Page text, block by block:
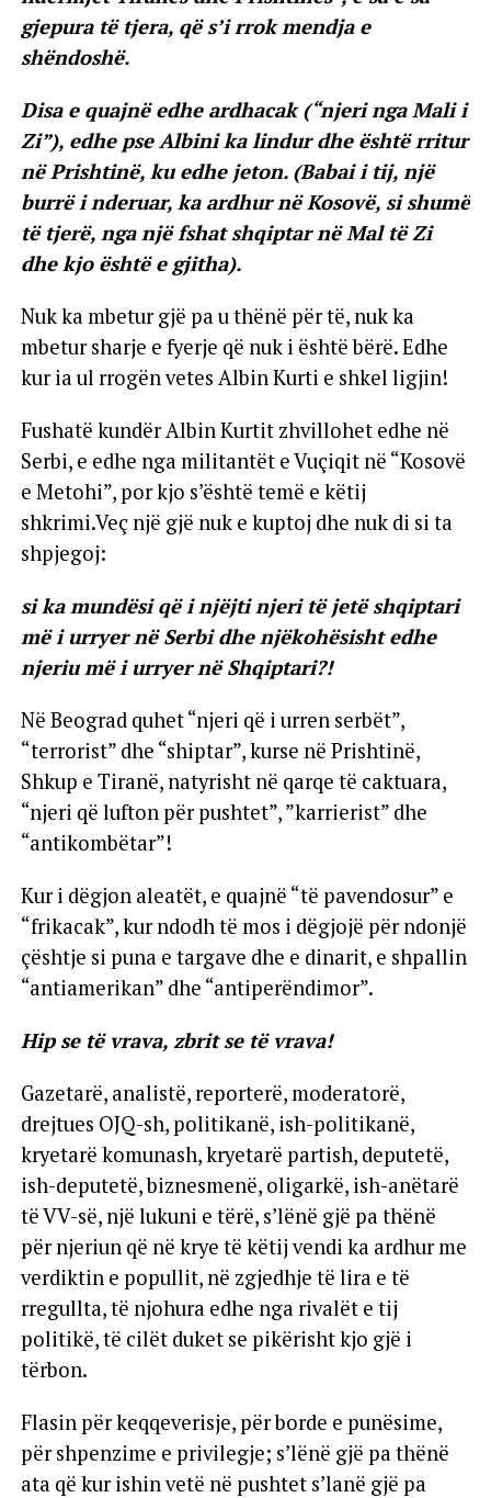
gjepura të tjera, që s’i rrok mendja e
shëndoshë.
Disa e quajnë edhe ardhacak (“njeri nga Mali i
Zi”), edhe pse Albini ka lindur dhe është rritur
në Prishtinë, ku edhe jeton. (Babai i tij, një
burrë i nderuar, ka ardhur në Kosovë, si shumë
të tjerë, nga një fshat shqiptar në Mal të Zi
dhe kjo është e gjitha).
Nuk ka mbetur gjë pa u thënë për të, nuk ka
mbetur sharje e fyerje që nuk i është bërë. Edhe
kur ia ul rrogën vetes Albin Kurti e shkel ligjin!
Fushatë kundër Albin Kurtit zhvillohet edhe në
Serbi, e edhe nga militantët e Vuçiqit në “Kosovë
e Metohi”, por kjo s’është temë e këtij
shkrimi.Veç një gjë nuk e kuptoj dhe nuk di si ta
shpjegoj:
si ka mundësi që i njëjti njeri të jetë shqiptari
më i urryer në Serbi dhe njëkohësisht edhe
njeriu më i urryer në Shqiptari?!
Në Beograd quhet “njeri që i urren serbët”,
“terrorist” dhe “shiptar”, kurse në Prishtinë,
Shkup e Tiranë, natyrisht në qarqe të caktuara,
“njeri që lufton për pushtet”, ”karrierist” dhe
“antikombëtar”!
Kur i dëgjon aleatët, e quajnë “të pavendosur” e
“frikacak”, kur ndodh të mos i dëgjojë për ndonjë
çështje si puna e targave dhe e dinarit, e shpallin
“antiamerikan” dhe “antiperëndimor”.
Hip se të vrava, zbrit se të vrava!
Gazetarë, analistë, reporterë, moderatorë,
drejtues OJQ-sh, politikanë, ish-politikanë,
kryetarë komunash, kryetarë partish, deputetë,
ish-deputetë, biznesmenë, oligarkë, ish-anëtarë
të VV-së, një lukuni e tërë, s’lënë gjë pa thënë
për njeriun që në krye të këtij vendi ka ardhur me
verdiktin e popullit, në zgjedhje të lira e të
rregullta, të njohura edhe nga rivalët e tij
politikë, të cilët duket se pikërisht kjo gjë i
tërbon.
Flasin për keqqeverisje, për borde e punësime,
për shpenzime e privilegje; s’lënë gjë pa thënë
ata që kur ishin vetë në pushtet s’lanë gjë pa